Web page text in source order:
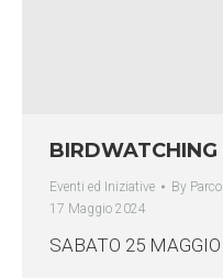
BIRDWATCHING
Eventi ed Iniziative By
17 Maggio 2024
SABATO 25